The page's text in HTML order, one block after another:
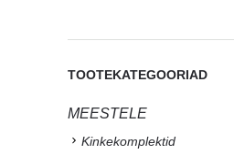
TOOTEKATEGOORIAD
MEESTELE
Kinkekomplektid